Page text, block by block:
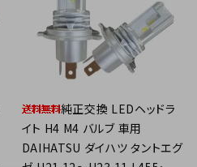
純正交換 LEDヘッドラ
イト H4 M4 バルブ 車用
DAIHATSU ダイハツ タントエグ